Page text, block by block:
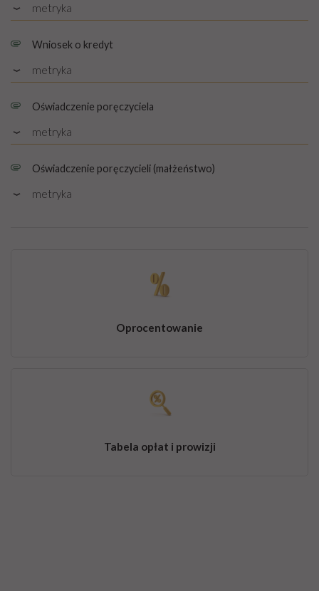
metryka
Wniosek o kredyt
metryka
Oświadczenie poręczyciela
metryka
Oświadczenie poręczycieli (małżeństwo)
metryka
Oprocentowanie
Tabela opłat i prowizji